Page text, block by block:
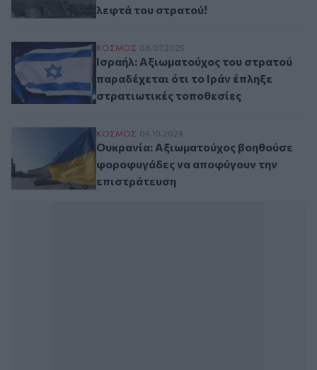
λεφτά του στρατού!
Ισραήλ: Αξιωματούχος του στρατού
ΚΟΣΜΟΣ 08.07.2025
Ισραήλ: Αξιωματούχος του στρατού
παραδέχεται ότι το Ιράν έπληξε
στρατιωτικές τοποθεσίες
Ουκρανία: Αξιωματούχος βοηθούσε
ΚΟΣΜΟΣ 04.10.2024
Ουκρανία: Αξιωματούχος βοηθούσε
φοροφυγάδες να αποφύγουν την
επιστράτευση